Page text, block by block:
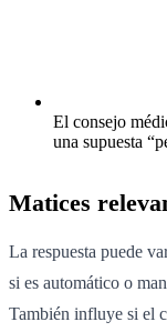
El consejo
una supuesta
Matices
La respuesta puede
si es automático o
También influye si el